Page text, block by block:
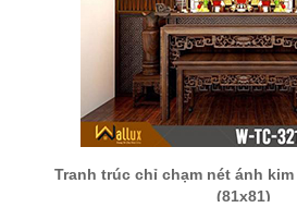
Tranh trúc chỉ chạm nét ánh kim
(81x81)